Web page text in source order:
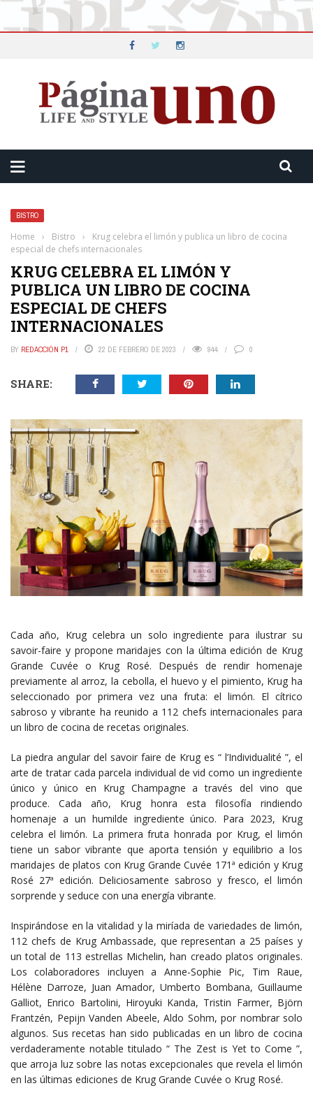
BISTRO
Home › Bistro ›
Krug celebra el limón y publica un libro de cocina
especial de chefs internacionales
KRUG CELEBRA EL LIMÓN Y
PUBLICA UN LIBRO DE COCINA
ESPECIAL DE CHEFS
INTERNACIONALES
BY REDACCIÓN P1 22 DE FEBRERO DE 2023 944 0
SHARE:
Cada año, Krug celebra un solo ingrediente para ilustrar su
savoir-faire y propone maridajes con la última edición de Krug
Grande Cuvée o Krug Rosé. Después de rendir homenaje
previamente al arroz, la cebolla, el huevo y el pimiento, Krug ha
seleccionado por primera vez una fruta: el limón. El cítrico
sabroso y vibrante ha reunido a 112 chefs internacionales para
un libro de cocina de recetas originales.
La piedra angular del savoir faire de Krug es “ l’Individualité ”, el
arte de tratar cada parcela individual de vid como un ingrediente
único y único en Krug Champagne a través del vino que
produce. Cada año, Krug honra esta filosofía rindiendo
homenaje a un humilde ingrediente único. Para 2023, Krug
celebra el limón. La primera fruta honrada por Krug, el limón
tiene un sabor vibrante que aporta tensión y equilibrio a los
maridajes de platos con Krug Grande Cuvée 171ª edición y Krug
Rosé 27ª edición. Deliciosamente sabroso y fresco, el limón
sorprende y seduce con una energía vibrante.
Inspirándose en la vitalidad y la miríada de variedades de limón,
112 chefs de Krug Ambassade, que representan a 25 países y
un total de 113 estrellas Michelin, han creado platos originales.
Los colaboradores incluyen a Anne-Sophie Pic, Tim Raue,
Hélène Darroze, Juan Amador, Umberto Bombana, Guillaume
Galliot, Enrico Bartolini, Hiroyuki Kanda, Tristin Farmer, Björn
Frantzén, Pepijn Vanden Abeele, Aldo Sohm, por nombrar solo
algunos. Sus recetas han sido publicadas en un libro de cocina
verdaderamente notable titulado “ The Zest is Yet to Come ”,
que arroja luz sobre las notas excepcionales que revela el limón
en las últimas ediciones de Krug Grande Cuvée o Krug Rosé.